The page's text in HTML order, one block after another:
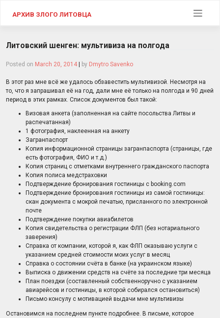
АРХИВ ЗЛОГО ЛИТОВЦА
Литовский шенген: мультивиза на полгода
Posted on March 20, 2014 | by Dmytro Savenko
В этот раз мне всё же удалось обзавестить мультивизой. Несмотря на
то, что я запрашивал её на год, дали мне её только на полгода и 90 дней
период в этих рамках. Список документов был такой:
Визовая анкета (заполненная на сайте посольства Литвы и
распечатанная)
1 фотография, наклеенная на анкету
Загранпаспорт
Копия информационной страницы загранпаспорта (страницы, где
есть фотография, ФИО и т.д.)
Копия страниц с отметками внутреннего гражданского паспорта
Копия полиса медстраховки
Подтверждение бронирования гостиницы с booking.com
Подтверждение бронирования гостиницы из самой гостиницы:
скан документа с мокрой печатью, присланного по электронной
почте
Подтверждение покупки авиабилетов
Копия свидетельства о регистрации ФЛП (без нотариального
заверения)
Справка от компании, которой я, как ФЛП оказываю услуги с
указанием средней стоимости моих услуг в месяц
Справка о состоянии счёта в банке (на украинском языке)
Выписка о движении средств на счёте за последние три месяца
План поездки (составленный собственноручно с указанием
авиарейсов и гостиницы, в которой собирался остановиться)
Письмо консулу с мотивацией выдачи мне мультивизы
Остановимся на последнем пункте подробнее. В письме, которое